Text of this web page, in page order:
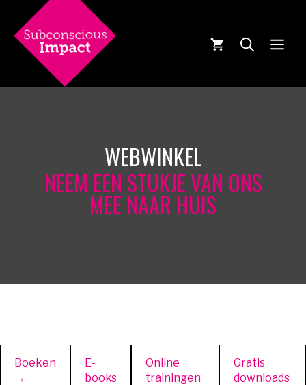
naar
inhoud
WEBWINKEL
NEEM EEN STUKJE VAN ONS
MEE NAAR HUIS
Boeken
→
E-
books
Online
trainingen
Gratis
downloads